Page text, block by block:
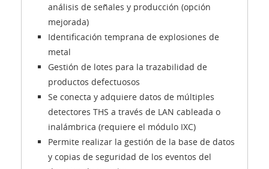
análisis de señales y producción (opción
mejorada)
Identificación temprana de explosiones de
metal
Gestión de lotes para la trazabilidad de
productos defectuosos
Se conecta y adquiere datos de múltiples
detectores THS a través de LAN cableada o
inalámbrica (requiere el módulo IXC)
Permite realizar la gestión de la base de datos
y copias de seguridad de los eventos del